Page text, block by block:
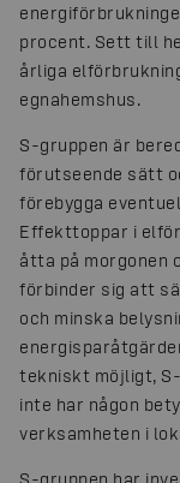
procent. Sett till
årliga
egnahemshus.
S-gruppen är
förutseende sätt
förebygga
Effekttoppar i
åtta på morgonen
förbinder sig att
och minska
tekniskt möjligt,
inte har någon
verksamheten i
S-gruppen har